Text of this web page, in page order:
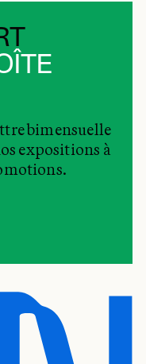
bimensuelle
expositions à